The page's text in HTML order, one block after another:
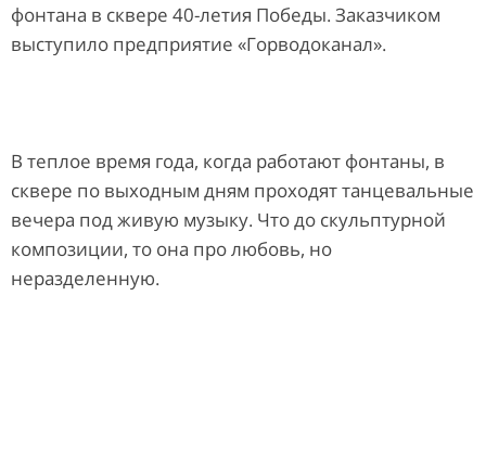
фонтана в сквере 40-летия Победы. Заказчиком
выступило предприятие «Горводоканал».
В теплое время года, когда работают фонтаны, в
сквере по выходным дням проходят танцевальные
вечера под живую музыку. Что до скульптурной
композиции, то она про любовь, но
неразделенную.